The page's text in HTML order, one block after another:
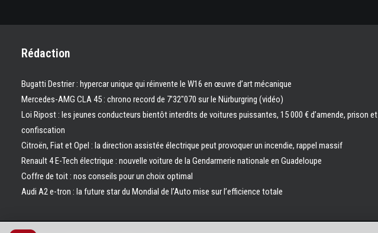
Rédaction
Bugatti Destrier : hypercar unique qui réinvente le W16 en œuvre d’art mécanique
Mercedes-AMG CLA 45 : chrono record de 7’32″070 sur le Nürburgring (vidéo)
Loi Ripost : les jeunes conducteurs bientôt interdits de voitures puissantes, 15 000 € d’amende, prison et
confiscation
Citroën, Fiat et Opel : la direction assistée électrique peut provoquer un incendie, rappel massif
Renault 4 E-Tech électrique : nouvelle voiture de la Gendarmerie nationale en Guadeloupe
Coffre de toit : nos conseils pour un choix optimal
Audi A2 e-tron : la future star du Mondial de l’Auto mise sur l’efficience totale